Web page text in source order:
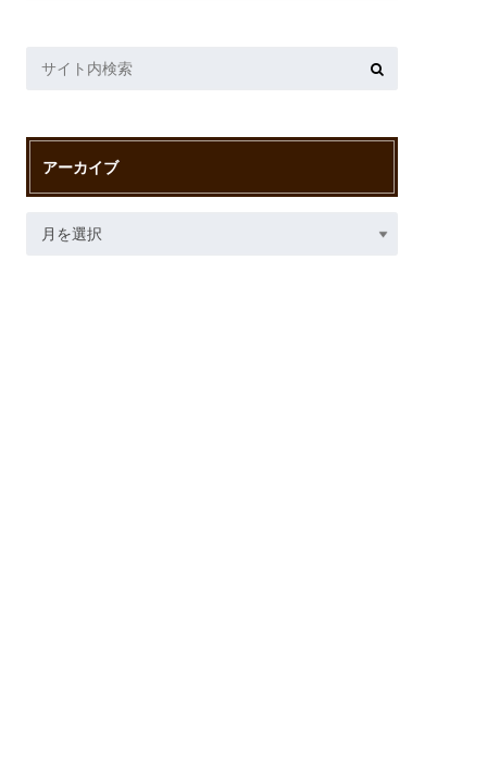
アーカイブ